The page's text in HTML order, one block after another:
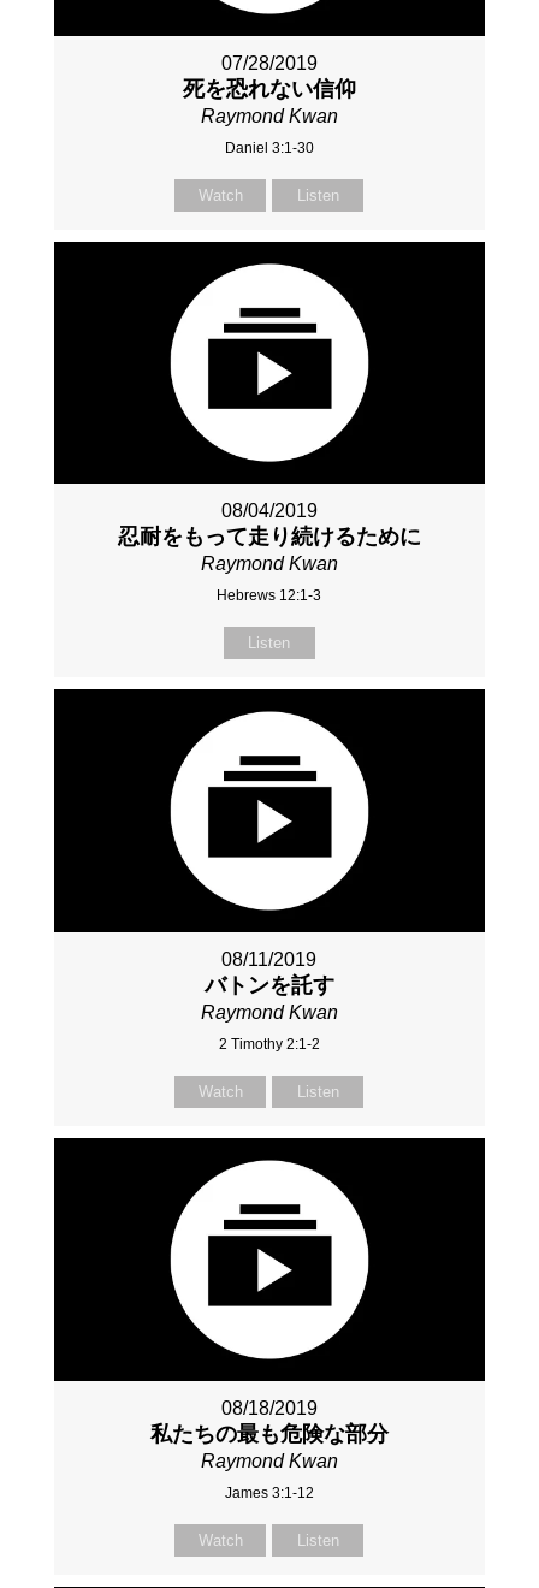
07/28/2019
死を恐れない信仰
Raymond Kwan
Daniel 3:1-30
Watch Listen
08/04/2019
忍耐をもって走り続けるために
Raymond Kwan
Hebrews 12:1-3
Listen
08/11/2019
バトンを託す
Raymond Kwan
2 Timothy 2:1-2
Watch Listen
08/18/2019
私たちの最も危険な部分
Raymond Kwan
James 3:1-12
Watch Listen